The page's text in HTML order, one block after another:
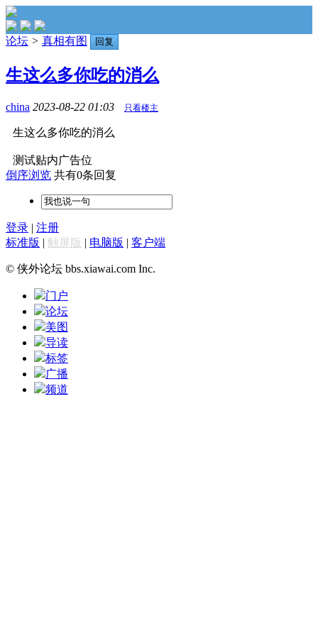
论坛 > 真相有图 回复
生这么多你吃的消么
china 2023-08-22 01:03 只看楼主
生这么多你吃的消么
测试贴内广告位
倒序浏览 共有0条回复
登录 | 注册
标准版 | 触屏版 | 电脑版 | 客户端
© 侠外论坛 bbs.xiawai.com Inc.
门户
论坛
美图
导读
标签
广播
频道